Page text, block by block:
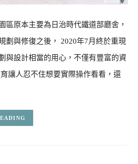
區原本主要為日治時代鐵道部廳舍，
劃與修復之後， 2020年7月終於重現
與設計相當的用心，不僅有豐富的資
讓人忍不住想要實際操作看看，還